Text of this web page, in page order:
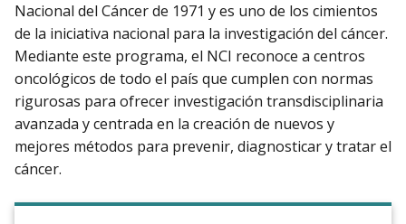
Nacional del Cáncer de 1971 y es uno de los cimientos
de la iniciativa nacional para la investigación del cáncer.
Mediante este programa, el NCI reconoce a centros
oncológicos de todo el país que cumplen con normas
rigurosas para ofrecer investigación transdisciplinaria
avanzada y centrada en la creación de nuevos y
mejores métodos para prevenir, diagnosticar y tratar el
cáncer.